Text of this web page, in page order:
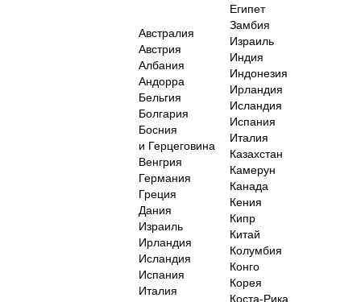
Австралия
Австрия
Албания
Андорра
Бельгия
Болгария
Босния
и Герцеговина
Венгрия
Германия
Греция
Дания
Израиль
Ирландия
Исландия
Испания
Италия
Египет
Замбия
Израиль
Индия
Индонезия
Ирландия
Исландия
Испания
Италия
Казахстан
Камерун
Канада
Кения
Кипр
Китай
Колумбия
Конго
Корея
Коста-Рика